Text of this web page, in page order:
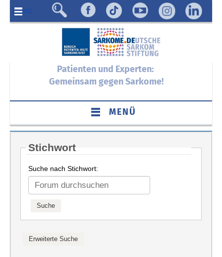
Menü
Patienten und Experten:
Gemeinsam gegen Sarkome!
MENÜ
Stichwort
Suche nach Stichwort: